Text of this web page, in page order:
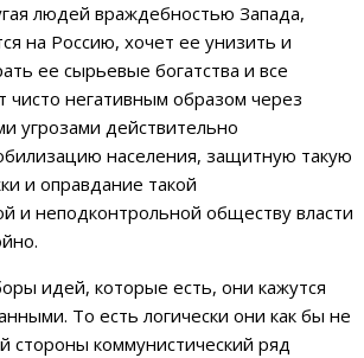
людей враждебностью Запада,
на Россию, хочет ее унизить и
ее сырьевые богатства и все
негативным образом через
угрозами действительно
населения, защитную такую
и оправдание такой
и неподконтрольной обществу власти
идей, которые есть, они кажутся
То есть логически они как бы не
стороны коммунистический ряд